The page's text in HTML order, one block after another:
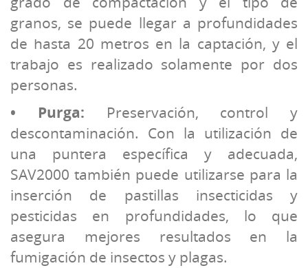
granos, se puede llegar a profundidades
de hasta 20 metros en la captación, y el
trabajo es realizado solamente por dos
personas.
• Purga: Preservación, control y
descontaminación. Con la utilización de
una puntera específica y adecuada,
SAV2000 también puede utilizarse para la
inserción de pastillas insecticidas y
pesticidas en profundidades, lo que
asegura mejores resultados en la
fumigación de insectos y plagas.